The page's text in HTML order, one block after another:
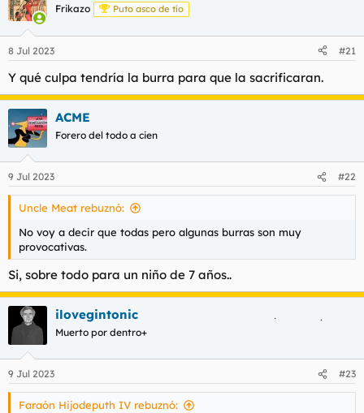
Frikazo Puto asco de tío
8 Jul 2023 #21
Y qué culpa tendría la burra para que la sacrificaran.
ACME
Forero del todo a cien
9 Jul 2023 #22
Uncle Meat rebuznó:
No voy a decir que todas pero algunas burras son muy
provocativas.
Si, sobre todo para un niño de 7 años..
ilovegintonic
Muerto por dentro+
9 Jul 2023 #23
Faraón Hijodeputh IV rebuznó: